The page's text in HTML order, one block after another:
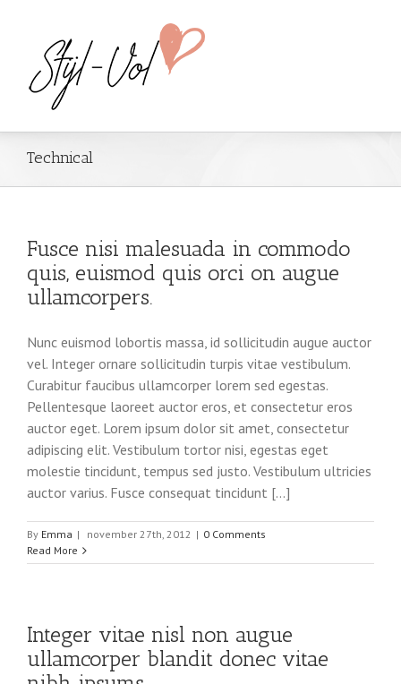
Technical
Fusce nisi malesuada in commodo
quis, euismod quis orci on augue
ullamcorpers.
Nunc euismod lobortis massa, id sollicitudin augue auctor
vel. Integer ornare sollicitudin turpis vitae vestibulum.
Curabitur faucibus ullamcorper lorem sed egestas.
Pellentesque laoreet auctor eros, et consectetur eros
auctor eget. Lorem ipsum dolor sit amet, consectetur
adipiscing elit. Vestibulum tortor nisi, egestas eget
molestie tincidunt, tempus sed justo. Vestibulum ultricies
auctor varius. Fusce consequat tincidunt [...]
By Emma | november 27th, 2012 | 0 Comments
Read More
Integer vitae nisl non augue
ullamcorper blandit donec vitae